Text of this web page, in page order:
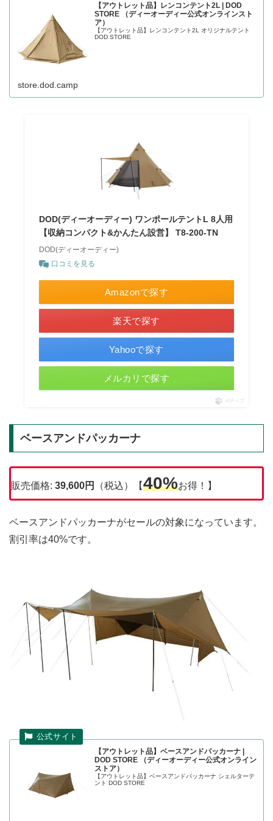
【アウトレット品】レンコンテント2L | DOD
STORE （ディーオーディー公式オンラインスト
ア）
【アウトレット品】レンコンテント2L オリジナルテント
DOD STORE
store.dod.camp
DOD(ディーオーディー) ワンポールテントL 8人用
【収納コンパクト&かんたん設営】 T8-200-TN
DOD(ディーオーディー)
口コミを見る
Amazonで探す
楽天で探す
Yahooで探す
メルカリで探す
ポチップ
ベースアンドパッカーナ
販売価格: 39,600円 （税込）【40%お得！】
ベースアンドパッカーナがセールの対象になっています。
割引率は40%です。
【アウトレット品】ベースアンドパッカーナ |
DOD STORE （ディーオーディー公式オンライン
ストア）
【アウトレット品】ベースアンドパッカーナ シェルターテ
ント DOD STORE